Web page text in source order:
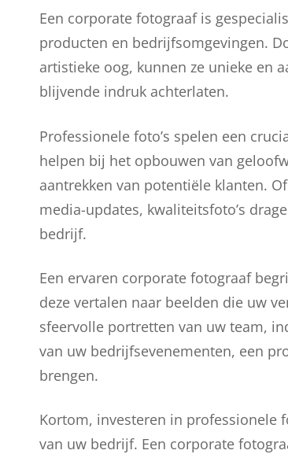
Een corporate fotograaf is
producten en bedrijfsomgevingen.
artistieke oog, kunnen ze unieke en
blijvende indruk achterlaten.
Professionele foto’s spelen een
helpen bij het opbouwen van
aantrekken van potentiële klanten.
media-updates, kwaliteitsfoto’s
bedrijf.
Een ervaren corporate fotograaf
deze vertalen naar beelden die uw
sfeervolle portretten van uw team,
van uw bedrijfsevenementen, een
brengen.
Kortom, investeren in professionele
van uw bedrijf. Een corporate